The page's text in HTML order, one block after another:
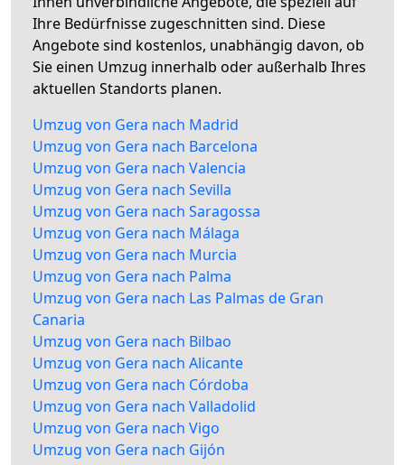
Ihre Bedürfnisse zugeschnitten sind. Diese
Angebote sind kostenlos, unabhängig davon, ob
Sie einen Umzug innerhalb oder außerhalb Ihres
aktuellen Standorts planen.
Umzug von Gera nach Madrid
Umzug von Gera nach Barcelona
Umzug von Gera nach Valencia
Umzug von Gera nach Sevilla
Umzug von Gera nach Saragossa
Umzug von Gera nach Málaga
Umzug von Gera nach Murcia
Umzug von Gera nach Palma
Umzug von Gera nach Las Palmas de Gran
Canaria
Umzug von Gera nach Bilbao
Umzug von Gera nach Alicante
Umzug von Gera nach Córdoba
Umzug von Gera nach Valladolid
Umzug von Gera nach Vigo
Umzug von Gera nach Gijón